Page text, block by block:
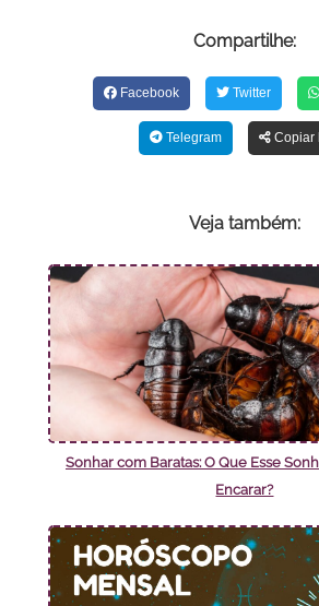
Compartilhe:
Facebook Twitter
Telegram Copiar
Veja também:
Sonhar com Baratas: O Que Esse
Encarar?